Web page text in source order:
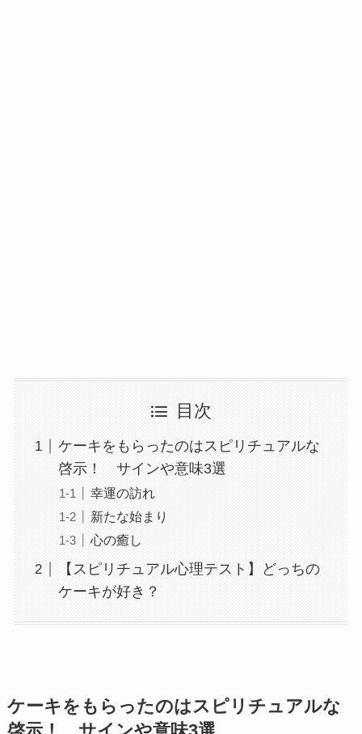
目次
ケーキをもらったのはスピリチュアルな
啓示！ サインや意味3選
幸運の訪れ
新たな始まり
心の癒し
【スピリチュアル心理テスト】どっちの
ケーキが好き？
ケーキをもらったのはスピリチュアルな